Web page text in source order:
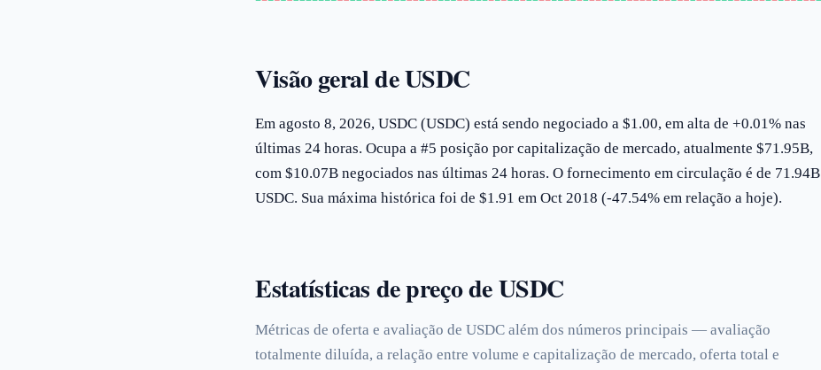
Visão geral de USDC
Em agosto 8, 2026, USDC (USDC) está sendo negociado a $1.00, em alta de +0.01% nas
últimas 24 horas. Ocupa a #5 posição por capitalização de mercado, atualmente $71.95B,
com $10.07B negociados nas últimas 24 horas. O fornecimento em circulação é de 71.94B
USDC. Sua máxima histórica foi de $1.91 em Oct 2018 (-47.54% em relação a hoje).
Estatísticas de preço de USDC
Métricas de oferta e avaliação de USDC além dos números principais — avaliação
totalmente diluída, a relação entre volume e capitalização de mercado, oferta total e